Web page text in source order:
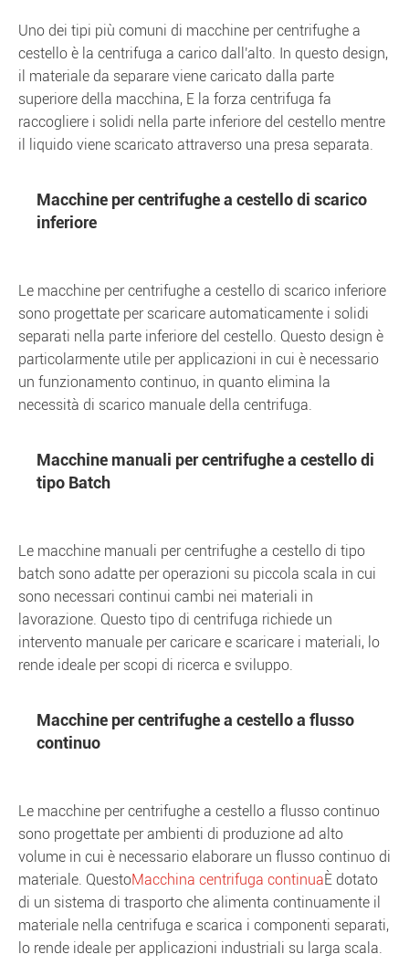
Uno dei tipi più comuni di macchine per centrifughe a
cestello è la centrifuga a carico dall'alto. In questo design,
il materiale da separare viene caricato dalla parte
superiore della macchina, E la forza centrifuga fa
raccogliere i solidi nella parte inferiore del cestello mentre
il liquido viene scaricato attraverso una presa separata.
Macchine per centrifughe a cestello di scarico
inferiore
Le macchine per centrifughe a cestello di scarico inferiore
sono progettate per scaricare automaticamente i solidi
separati nella parte inferiore del cestello. Questo design è
particolarmente utile per applicazioni in cui è necessario
un funzionamento continuo, in quanto elimina la
necessità di scarico manuale della centrifuga.
Macchine manuali per centrifughe a cestello di
tipo Batch
Le macchine manuali per centrifughe a cestello di tipo
batch sono adatte per operazioni su piccola scala in cui
sono necessari continui cambi nei materiali in
lavorazione. Questo tipo di centrifuga richiede un
intervento manuale per caricare e scaricare i materiali, lo
rende ideale per scopi di ricerca e sviluppo.
Macchine per centrifughe a cestello a flusso
continuo
Le macchine per centrifughe a cestello a flusso continuo
sono progettate per ambienti di produzione ad alto
volume in cui è necessario elaborare un flusso continuo di
materiale. QuestoMacchina centrifuga continuaÈ dotato
di un sistema di trasporto che alimenta continuamente il
materiale nella centrifuga e scarica i componenti separati,
lo rende ideale per applicazioni industriali su larga scala.